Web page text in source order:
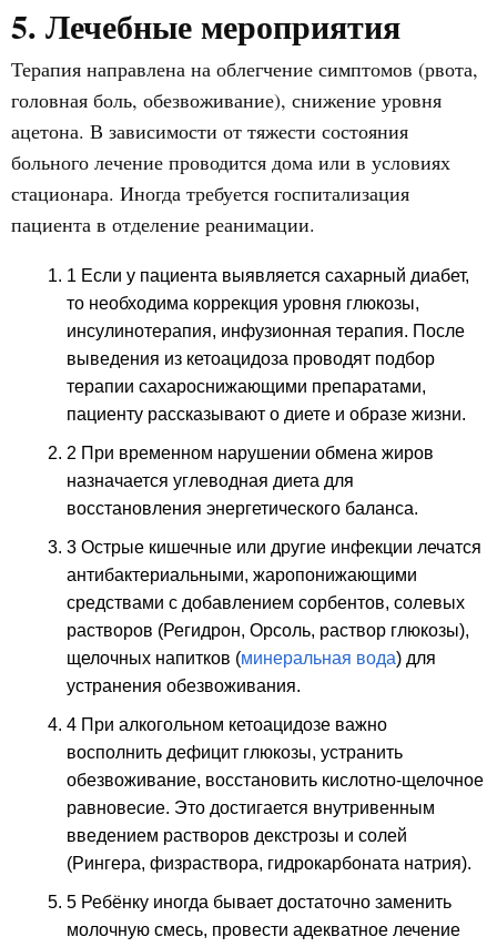
5. Лечебные мероприятия
Терапия направлена на облегчение симптомов (рвота,
головная боль, обезвоживание), снижение уровня
ацетона. В зависимости от тяжести состояния
больного лечение проводится дома или в условиях
стационара. Иногда требуется госпитализация
пациента в отделение реанимации.
1 Если у пациента выявляется сахарный диабет,
то необходима коррекция уровня глюкозы,
инсулинотерапия, инфузионная терапия. После
выведения из кетоацидоза проводят подбор
терапии сахароснижающими препаратами,
пациенту рассказывают о диете и образе жизни.
2 При временном нарушении обмена жиров
назначается углеводная диета для
восстановления энергетического баланса.
3 Острые кишечные или другие инфекции лечатся
антибактериальными, жаропонижающими
средствами с добавлением сорбентов, солевых
растворов (Регидрон, Орсоль, раствор глюкозы),
щелочных напитков (минеральная вода) для
устранения обезвоживания.
4 При алкогольном кетоацидозе важно
восполнить дефицит глюкозы, устранить
обезвоживание, восстановить кислотно-щелочное
равновесие. Это достигается внутривенным
введением растворов декстрозы и солей
(Рингера, физраствора, гидрокарбоната натрия).
5 Ребёнку иногда бывает достаточно заменить
молочную смесь, провести адекватное лечение